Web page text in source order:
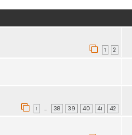
1 2
1 … 38 39 40 41 42